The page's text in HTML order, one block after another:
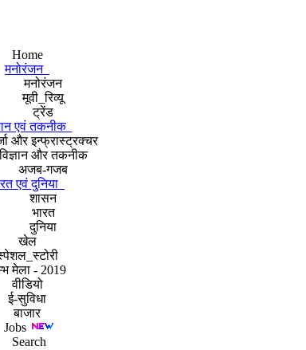
Home
मनोरंजन
मनोरंजन
मूवी_रिव्यू
ट्रेंड
एवं तकनीक
और इन्फ्रास्ट्रक्चर
और तकनीक
अजब-गजब
एवं दुनिया
शासन
भारत
दुनिया
खेल
मेला - 2019
वीडियो
ई-सुविधा
बाजार
Jobs
Search